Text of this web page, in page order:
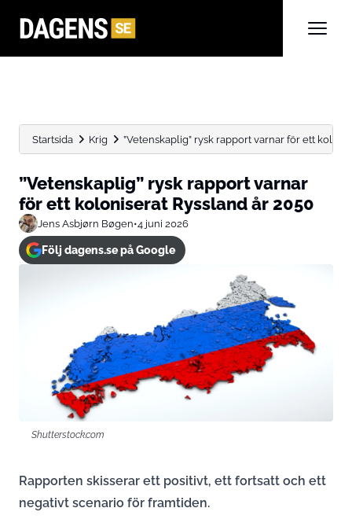
Startsida Krig ”Vetenskaplig” rysk rapport varnar för ett
”Vetenskaplig” rysk rapport varnar
för ett koloniserat Ryssland år 2050
Jens Asbjørn Bøgen•4 juni 2026
Följ dagens.se på Google
Shutterstock.com
Rapporten skisserar ett positivt, ett fortsatt och ett
negativt scenario för framtiden.